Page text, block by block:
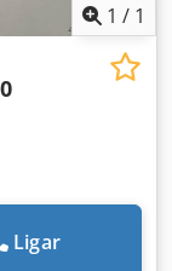
1 / 1
Ligar